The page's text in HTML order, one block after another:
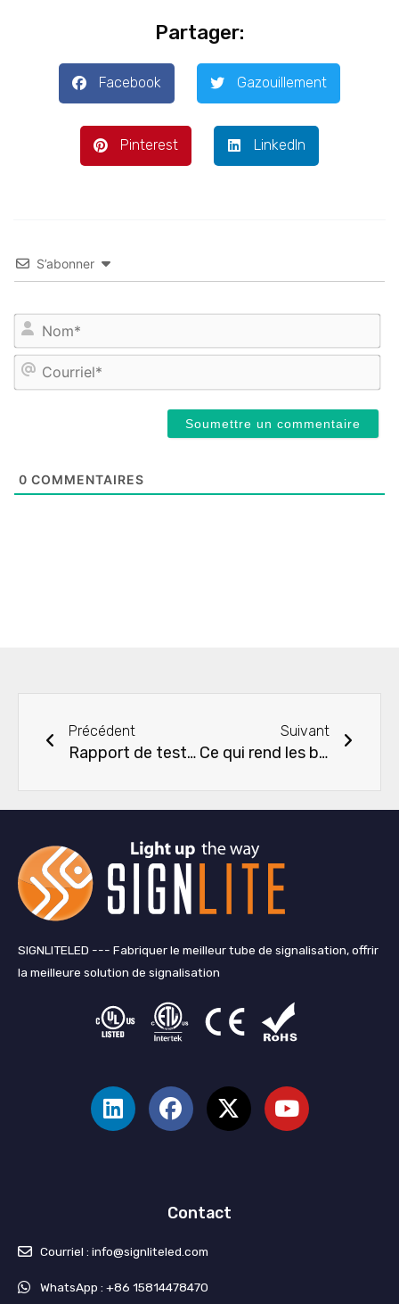
Partager:
Facebook Gazouillement
Pinterest LinkedIn
S’abonner
0 COMMENTAIRES
Précédent
Rapport de test complet sur la chute de tension de la bande LED
Suivant
Ce qui rend les bandes LED COB idéales pour les espaces extérieurs comme les stations balnéaires, les places et les parcs
SIGNLITELED --- Fabriquer le meilleur tube de signalisation, offrir
la meilleure solution de signalisation
i
n
k
a
c
e
o
k
-
T
w
t
e
o
u
t
Contact
Courriel : info@signliteled.com
WhatsApp : +86 15814478470